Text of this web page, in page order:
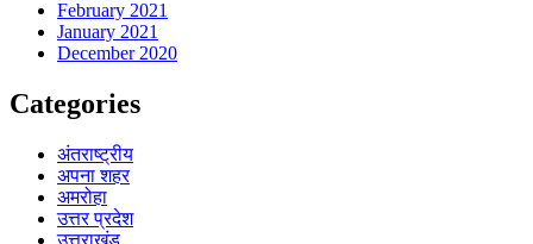
February 2021
January 2021
December 2020
Categories
अंतराष्ट्रीय
अपना शहर
अमरोहा
उत्तर प्रदेश